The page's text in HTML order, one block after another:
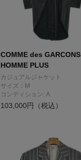
COMME des GARCONS
HOMME PLUS
カジュアルジャケット
サイズ：M
コンディション: A
103,000円（税込）